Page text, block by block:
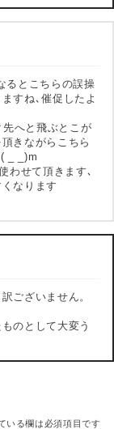
るとこちらの誤操
すね､催促したよ
へと飛ぶとこが
きながらこちら
_ _)m
わせて頂きます､
なります
ございません。
のとして大変う
いる欄は必須項目です